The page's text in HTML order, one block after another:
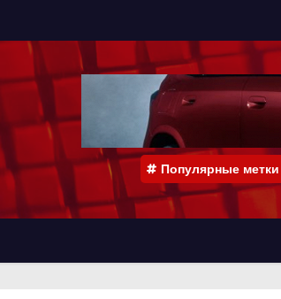
Популярные метки